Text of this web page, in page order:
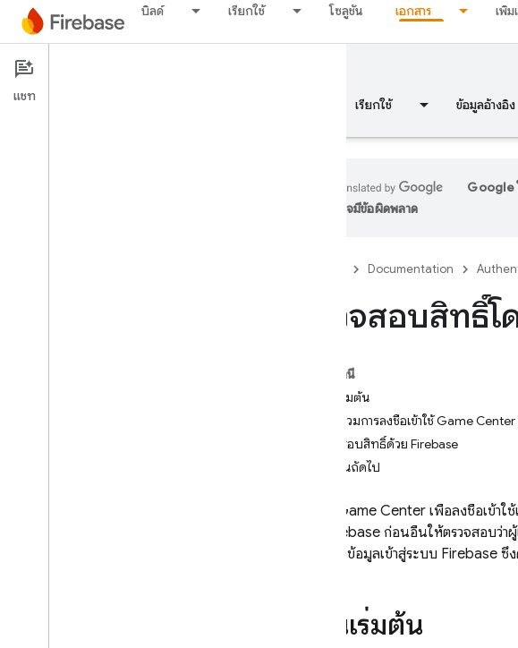
บิลด์ เรียกใช้ โซลูชัน เอกสาร เพิ่ม
Documentation
ภาพรวม เรียกใช้ ข้อมูลอ้างอิง
Google
อาจมีข้อผิดพลาด
Documentation
ตรวจสอบสิทธิ์
ในหน้านี้
ก่อนเริ่มต้น
ผสานรวมการลงชื่อเข้าใช้ Game
ตรวจสอบสิทธิ์ด้วย Firebase
ขั้นตอนถัดไป
คุณใช้ Game Center เพื่อลงชื่อเข้า
ด้วย Firebase ก่อนอื่นให้ตรวจสอบว่
เพื่อสร้างข้อมูลเข้าสู่ระบบ Firebase
ก่อนเริ่มต้น
แชท